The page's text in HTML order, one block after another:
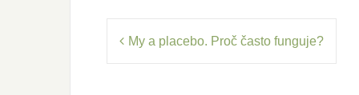
Navigace
proMy a placebo. Proč často funguje?